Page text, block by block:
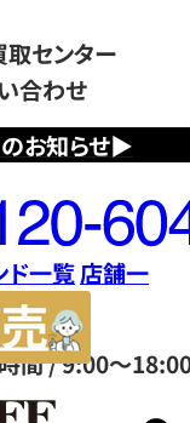
お知らせ▶
取センター
合わせ
間 / 9:00～
ド一覧店舗一
サ